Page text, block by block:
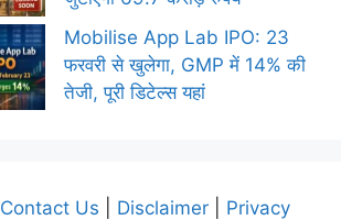
Mobilise App Lab IPO: 23
फरवरी से खुलेगा, GMP में 14% की
तेजी, पूरी डिटेल्स यहां
Contact Us Disclaimer| Privacy